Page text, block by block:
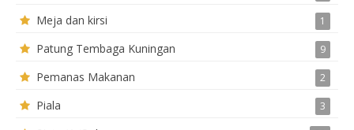
Meja dan kirsi 1
Patung Tembaga Kuningan 9
Pemanas Makanan 2
Piala 3